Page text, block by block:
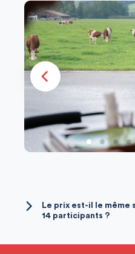
Le prix est-il le même
14 participants ?